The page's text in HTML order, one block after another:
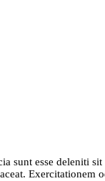
sunt esse deleniti